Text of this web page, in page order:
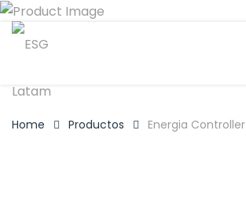
Home Productos Energia Controller